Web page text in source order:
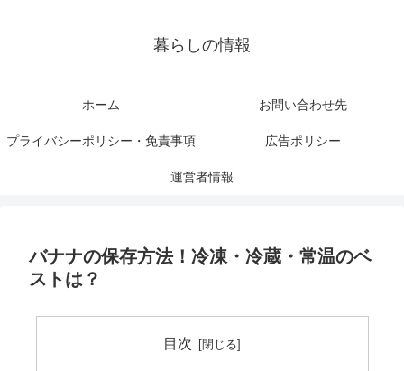
暮らしの情報
ホーム お問い合わせ先
プライバシーポリシー・免責事項 広告ポリシー
運営者情報
バナナの保存方法！冷凍・冷蔵・常温のベ
ストは？
目次